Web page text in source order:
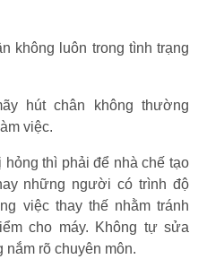
không luôn trong tình trạng
hút chân không thường
việc.
hỏng thì phải để nhà chế tạo
những người có trình độ
việc thay thế nhằm tránh
cho máy. Không tự sửa
rõ chuyên môn.